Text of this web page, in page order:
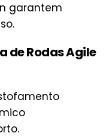
garantem
de Rodas Agile